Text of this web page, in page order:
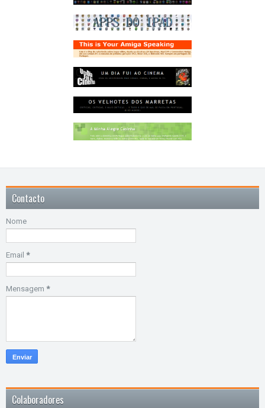
Contacto
Nome
Email *
Mensagem *
Colaboradores